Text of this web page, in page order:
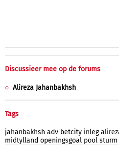
Discussieer mee op de forums
Alireza Jahanbakhsh
Tags
jahanbakhsh adv betcity inleg
midtylland openingsgoal pool sturm